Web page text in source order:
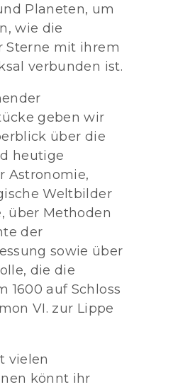
Planeten, um
wie die
Sterne mit ihrem
verbunden ist.
geben wir
über die
heutige
Astronomie,
Weltbilder
über Methoden
der
sowie über
die die
1600 auf Schloss
VI. zur Lippe
vielen
könnt ihr